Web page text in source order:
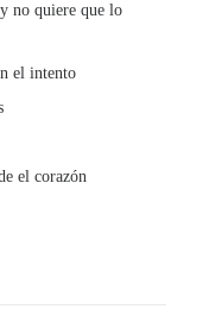
no quiere que lo
el intento
el corazón